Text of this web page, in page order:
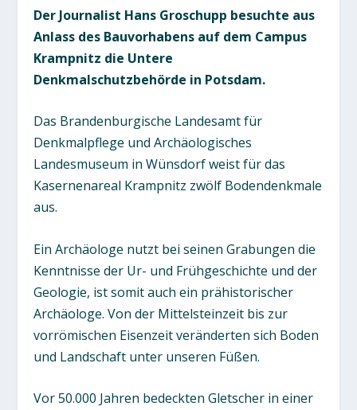
Der Journalist Hans Groschupp besuchte aus
Anlass des Bauvorhabens auf dem Campus
Krampnitz die Untere
Denkmalschutzbehörde in Potsdam.
Das Brandenburgische Landesamt für
Denkmalpflege und Archäologisches
Landesmuseum in Wünsdorf weist für das
Kasernenareal Krampnitz zwölf Bodendenkmale
aus.
Ein Archäologe nutzt bei seinen Grabungen die
Kenntnisse der Ur- und Frühgeschichte und der
Geologie, ist somit auch ein prähistorischer
Archäologe. Von der Mittelsteinzeit bis zur
vorrömischen Eisenzeit veränderten sich Boden
und Landschaft unter unseren Füßen.
Vor 50.000 Jahren bedeckten Gletscher in einer